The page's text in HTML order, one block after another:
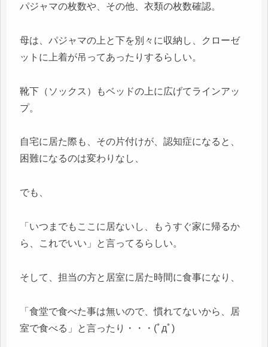
パジャマの枚数や、その他、衣類の枚数確認。
母は、パジャマの上と下を別々に収納し、クローゼ
ットに上着が吊ってあったりするらしい。
靴下（ソックス）もベッドの上に広げてラインアッ
プ。
自宅に居た際も、その片付けが、認知症になると、
困難になるのは変わりなし、
でも、
「いつまでもここに居ないし、もうすぐ家に帰るか
ら、これでいい」と言ってるらしい。
そして、担当の方と居室に居た時間に食事になり、
「食堂で食べた事は無いので、慣れてないから、居
室で食べる」と言ったり・・・(ﾟдﾟ)